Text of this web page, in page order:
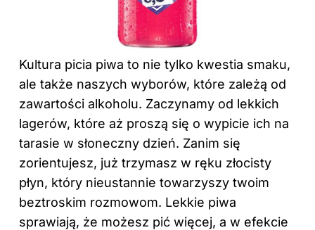
Kultura picia piwa to nie tylko kwestia smaku,
ale także naszych wyborów, które zależą od
zawartości alkoholu. Zaczynamy od lekkich
lagerów, które aż proszą się o wypicie ich na
tarasie w słoneczny dzień. Zanim się
zorientujesz, już trzymasz w ręku złocisty
płyn, który nieustannie towarzyszy twoim
beztroskim rozmowom. Lekkie piwa
sprawiają, że możesz pić więcej, a w efekcie